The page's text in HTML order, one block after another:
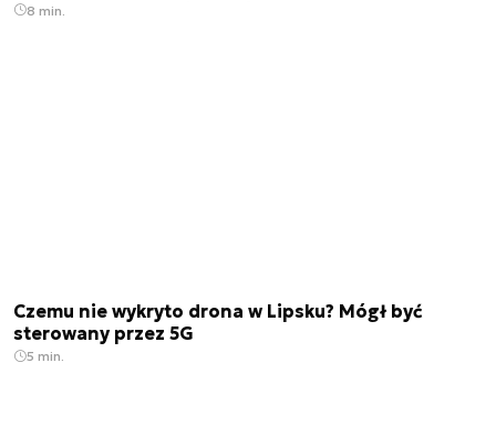
8 min.
Czemu nie wykryto drona w Lipsku? Mógł być
sterowany przez 5G
5 min.